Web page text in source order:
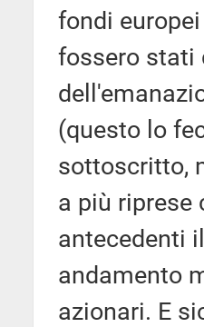
fondi
fossero stati
(questo lo
sottoscritto,
a più riprese
antecedenti
andamento
azionari. E